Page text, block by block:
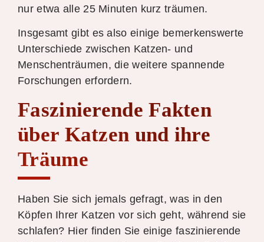
nur etwa alle 25 Minuten kurz träumen.
Insgesamt gibt es also einige bemerkenswerte
Unterschiede zwischen Katzen- und
Menschenträumen, die weitere spannende
Forschungen erfordern.
Faszinierende Fakten
über Katzen und ihre
Träume
Haben Sie sich jemals gefragt, was in den
Köpfen Ihrer Katzen vor sich geht, während sie
schlafen? Hier finden Sie einige faszinierende